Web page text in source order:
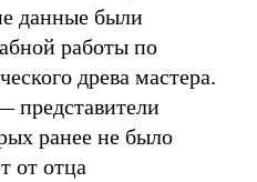
данные были
работы по
древа мастера.
представители
ранее не было
от отца